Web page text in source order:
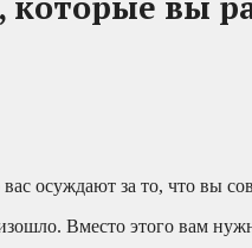
осуждают за то, что вы
Вместо этого вам